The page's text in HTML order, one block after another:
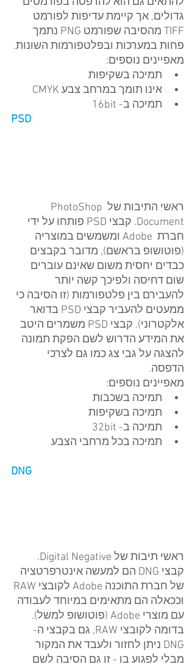
גדולים, אך קיימת עדיפות לפורמט
TIFF מהסיבה שפורמט PNG נתמך
פחות במערכות ובפלטפורמות השונות.
מאפיינים נוספים:
תמיכה בשקיפות
אינו תומך במרחב צבע CMYK
תמיכה ב- 16bit
PSD
ראשי התיבות של PhotoShop
Document. קבצי PSD פותחו על ידי
חברת  Adobe ומשמשים במוצריה
(פוטושופ בראשם), מדובר בקבצים
כבדים יחסית משום שאינם עוברים
שום דחיסה ולפיכך קשה יותר
להעבירם בין פלטפורמות (זו הסיבה כי
ממעטים להעביר קבצי PSD בדואר
אלקטרוני). קבצי PSD משמרים היטב
את המידע הדרוש לשם הפקת תמונה
להצגה על גבי צג כמו גם לצרכי
הדפסה.
מאפיינים נוספים:
תמיכה בשכבות
תמיכה בשקיפות
תמיכה ב- 32bit
תמיכה בכל מרחבי הצבע
DNG
ראשי תיבות של Digital Negative.
קבצי DNG הם למעשה אינטרפרטציה
וככאלה הם מתאימים במיוחד לעבודה
עם מוצרי Adobe (פוטושופ למשל).
בדומה לקובצי RAW, גם בקבצי ה-
DNG ניתן לחזור ולעבד את המקור
מבלי לפגוע בו - זו גם הסיבה לשם